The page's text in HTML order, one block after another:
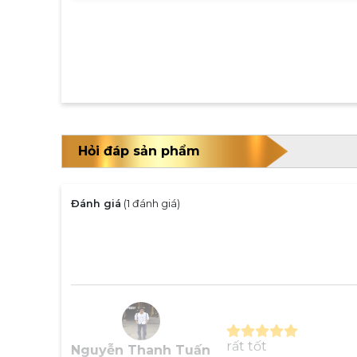
Hỏi đáp sản phẩm
Đánh giá (1 đánh giá)
Nguyễn Thanh Tuấn
rất tốt